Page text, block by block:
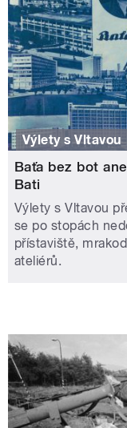
Výlety s Vltavou
Baťa bez bot
Bati
Výlety s Vltavou
se po stopách
přístaviště,
ateliérů.